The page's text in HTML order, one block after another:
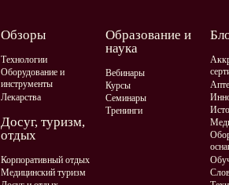
Обзоры
Технологии
Оборудование и
инструменты
Лекарства
Образование и
наука
Вебинары
Курсы
Семинары
Тренинги
Досуг, туризм,
отдых
Корпоративный отдых
Медицинский туризм